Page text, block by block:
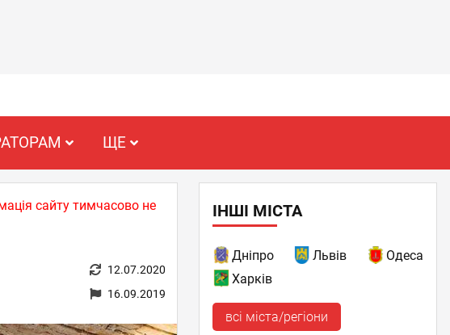
ЩЕ
сайту тимчасово не
12.07.2020
16.09.2019
ІНШІ МІСТА
Дніпро Львів
Одеса
Харків
всі міста/регіони